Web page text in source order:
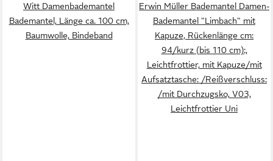
Witt Damenbademantel
Bademantel, Länge ca. 100 cm,
Baumwolle, Bindeband
Erwin Müller Bademantel Damen-
Bademantel "Limbach" mit
Kapuze, Rückenlänge cm:
94/kurz (bis 110 cm):,
Leichtfrottier, mit Kapuze/mit
Aufsatztasche: /Reißverschluss:
/mit Durchzugsko, V03,
Leichtfrottier Uni